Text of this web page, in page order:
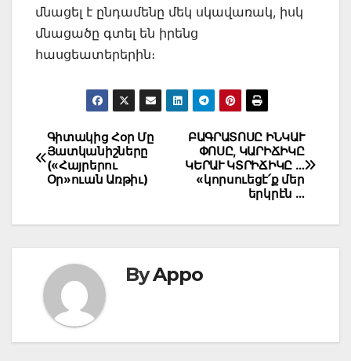
մնացել է ընդամենը մեկ սկավառակ, իսկ
մնացածը գտել են իրենց
հասցեատերերին։
Post
navigation
ԲԱԳՐԱՏՈՍԸ ԻՆԿԱՒ
ՓՈՍԸ, ԿԱՐԻՃԻԿԸ
ԿԵՐԱՒ ԿՏՐԻՃԻԿԸ …
«կորսուեցէ՛ք մեր
երկրէն …
Գիտակից Հօր Մը
Յատկանիշները
(«Հայրերու
Օր»ուան Առթիւ)
ByAppo